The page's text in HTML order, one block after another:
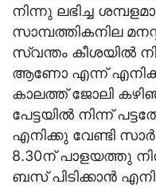
നിന്നു ലഭിച്ച
സാമ്പത്തികനില
സ്വന്തം കീശയില്‍
ആണോ എന്ന്
കാലത്ത് ജോലി
പേട്ടയില്‍ നിന്ന്
എനിക്കു വേണ്ടി സാര്‍
8.30ന് പാളയത്തു
ബസ് പിടിക്കാന്‍